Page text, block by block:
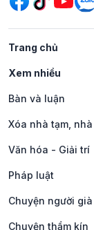
Trang chủ
Xem nhiều
Bàn và luận
Xóa nhà tạm,
Văn hóa - Giải trí
Pháp luật
Chuyện người già
Chuyện thầm kín